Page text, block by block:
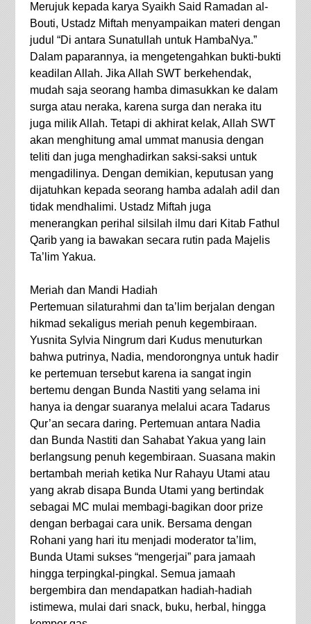
Merujuk kepada karya Syaikh Said Ramadan al-
Bouti, Ustadz Miftah menyampaikan materi dengan
judul “Di antara Sunatullah untuk HambaNya.”
Dalam paparannya, ia mengetengahkan bukti-bukti
keadilan Allah. Jika Allah SWT berkehendak,
mudah saja seorang hamba dimasukkan ke dalam
surga atau neraka, karena surga dan neraka itu
juga milik Allah. Tetapi di akhirat kelak, Allah SWT
akan menghitung amal ummat manusia dengan
teliti dan juga menghadirkan saksi-saksi untuk
mengadilinya. Dengan demikian, keputusan yang
dijatuhkan kepada seorang hamba adalah adil dan
tidak mendhalimi. Ustadz Miftah juga
menerangkan perihal silsilah ilmu dari Kitab Fathul
Qarib yang ia bawakan secara rutin pada Majelis
Ta’lim Yakua.
Meriah dan Mandi Hadiah
Pertemuan silaturahmi dan ta’lim berjalan dengan
hikmad sekaligus meriah penuh kegembiraan.
Yusnita Sylvia Ningrum dari Kudus menuturkan
bahwa putrinya, Nadia, mendorongnya untuk hadir
ke pertemuan tersebut karena ia sangat ingin
bertemu dengan Bunda Nastiti yang selama ini
hanya ia dengar suaranya melalui acara Tadarus
Qur’an secara daring. Pertemuan antara Nadia
dan Bunda Nastiti dan Sahabat Yakua yang lain
berlangsung penuh kegembiraan. Suasana makin
bertambah meriah ketika Nur Rahayu Utami atau
yang akrab disapa Bunda Utami yang bertindak
sebagai MC mulai membagi-bagikan door prize
dengan berbagai cara unik. Bersama dengan
Rohani yang hari itu menjadi moderator ta’lim,
Bunda Utami sukses “mengerjai” para jamaah
hingga terpingkal-pingkal. Semua jamaah
bergembira dan mendapatkan hadiah-hadiah
istimewa, mulai dari snack, buku, herbal, hingga